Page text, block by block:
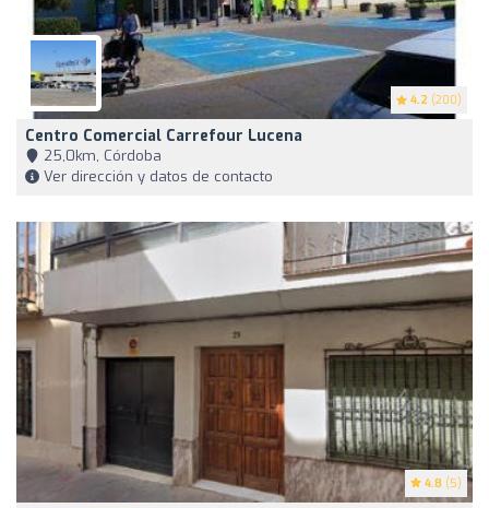
4.2 (200)
Centro Comercial Carrefour Lucena
25,0km, Córdoba
Ver dirección y datos de contacto
4.8 (5)